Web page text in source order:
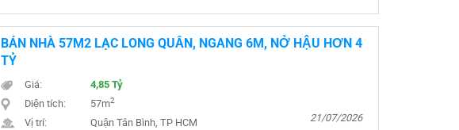
BÁN NHÀ 57M2 LẠC LONG QUÂN, NGANG 6M, NỞ HẬU HƠN 4
TỶ
Giá: 4,85 Tỷ
Diện tích: 57m2
Vị trí: Quận Tân Bình, TP HCM 21/07/2026